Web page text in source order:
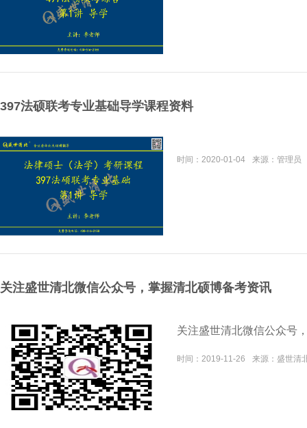
397法硕联考专业基础导学课程资料
时间： 2020-01-04 来源： 管理员
关注盛世清北微信公众号，掌握清北硕博备考资讯
关注盛世清北微信公众号
时间： 2019-11-26 来源： 盛世清